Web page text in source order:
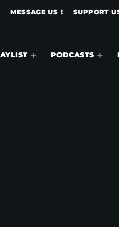
MESSAGE US ! SUPPORT
PODCASTS